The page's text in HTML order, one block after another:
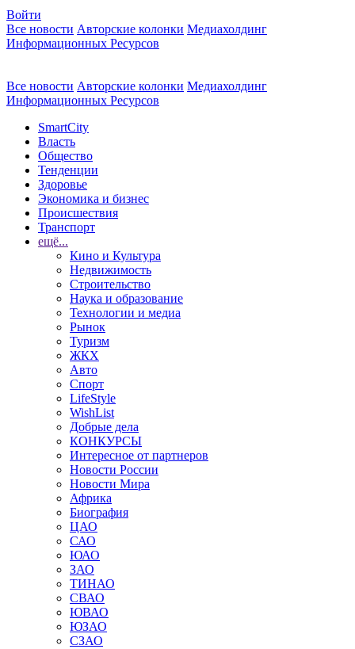
Войти
Все новости Авторские колонки Медиахолдинг
Информационных Ресурсов
Все новости Авторские колонки Медиахолдинг
Информационных Ресурсов
SmartCity
Власть
Общество
Тенденции
Здоровье
Экономика и бизнес
Происшествия
Транспорт
ещё...
Кино и Культура
Недвижимость
Строительство
Наука и образование
Технологии и медиа
Рынок
Туризм
ЖКХ
Авто
Спорт
LifeStyle
WishList
Добрые дела
КОНКУРСЫ
Интересное от партнеров
Новости России
Новости Мира
Африка
Биография
ЦАО
САО
ЮАО
ЗАО
ТИНАО
СВАО
ЮВАО
ЮЗАО
СЗАО